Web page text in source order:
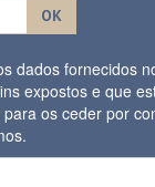
OK
dados fornecidos
expostos e que
os ceder por